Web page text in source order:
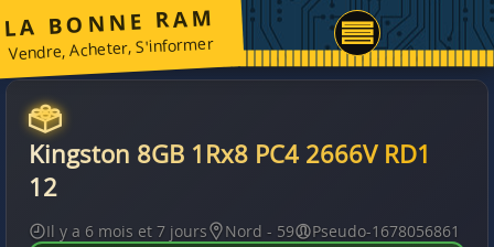
LA BONNE RAM
Vendre, Acheter, S'informer
Kingston 8GB 1Rx8 PC4 2666V RD1
12
Il y a 6 mois et 7 jours Nord - 59 Pseudo-1678056861